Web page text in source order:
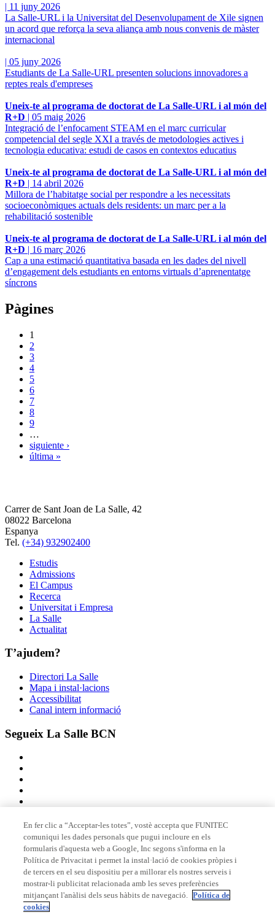
| 11 juny 2026
La Salle-URL i la Universitat del Desenvolupament de Xile signen
un acord que reforça la seva aliança amb nous convenis de màster
internacional
| 05 juny 2026
Estudiants de La Salle-URL presenten solucions innovadores a
reptes reals d'empreses
Uneix-te al programa de doctorat de La Salle-URL i al món del
R+D | 05 maig 2026
Integració de l’enfocament STEAM en el marc curricular
competencial del segle XXI a través de metodologies actives i
tecnologia educativa: estudi de casos en contextos educatius
Uneix-te al programa de doctorat de La Salle-URL i al món del
R+D | 14 abril 2026
Millora de l’habitatge social per respondre a les necessitats
socioeconòmiques actuals dels residents: un marc per a la
rehabilitació sostenible
Uneix-te al programa de doctorat de La Salle-URL i al món del
R+D | 16 març 2026
Cap a una estimació quantitativa basada en les dades del nivell
d’engagement dels estudiants en entorns virtuals d’aprenentatge
síncrons
Pàgines
1
2
3
4
5
6
7
8
9
…
siguiente ›
última »
Carrer de Sant Joan de La Salle, 42
08022 Barcelona
Espanya
Tel. (+34) 932902400
Estudis
Admissions
El Campus
Recerca
Universitat i Empresa
La Salle
Actualitat
T’ajudem?
Directori La Salle
Mapa i instal·lacions
Accessibilitat
Canal intern informació
Segueix La Salle BCN
Membre de
Acreditacions
En fer clic a “Acceptar-les totes”, vostè accepta que FUNITEC
comuniqui les dades personals que pugui incloure en els
formularis d'aquesta web a Google, Inc segons s'informa en la
Política de Privacitat i permet la instal·lació de cookies pròpies i
de tercers en el seu dispositiu per a millorar els nostres serveis i
mostrar-li publicitat relacionada amb les seves preferències
mitjançant l'anàlisi dels seus hàbits de navegació. Política de
cookies